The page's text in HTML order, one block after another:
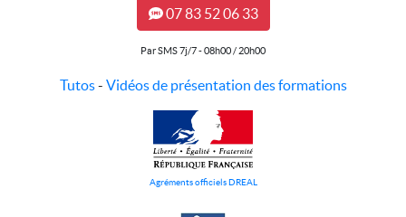
07 83 52 06 33
Par SMS 7j/7 - 08h00 / 20h00
Tutos- Vidéos de présentation des formations
Agréments officiels DREAL